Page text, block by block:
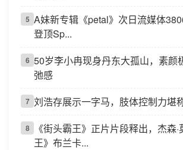
5 A妹新专辑《petal》次日流媒体
登顶Sp...
6 50岁李小冉现身丹东大孤山，素颜
弛感
7 刘浩存展示一字马，肢体控制力堪
8
《街头霸王》正片片段释出，杰森
王》布兰卡...